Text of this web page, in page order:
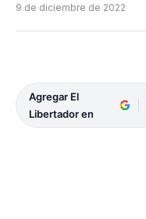
9 de diciembre de 2022
Agregar El
Libertador en